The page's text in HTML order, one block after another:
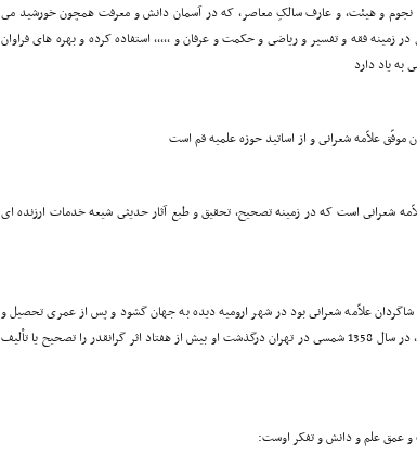
نجوم و هیئت، و عارف سالکِ معاصر، که در آسمان دانش و معرفت همچون خورشید مى
زمینه فقه و تفسیر و ریاضى و حکمت و عرفان و ,,,,, استفاده کرده و بهره هاى فراوان
به یاد دارد
علاّمه شعرانى و از اساتید حوزه علمیه قم است
شعرانى است که در زمینه تصحیح، تحقیق و طبع آثار حدیثى شیعه خدمات ارزنده اى
علاّمه شعرانى بود در شهر ارومیه دیده به جهان گشود و پس از عمرى تحصیل و
تحقیق و تألیف و تصحیح آثار علمى و دینى گذشتگان، در سال 1358 شمسى در تهران درگذشت او بیش از هفتاد اثر گرانقدر را تصحیح یا تألیف
و عمق علم و دانش و تفکر اوست: